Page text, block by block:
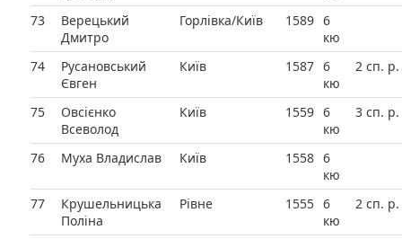
73
Верецький
Дмитро
Горлівка/Київ 1589 6
кю
74
Русановський
Євген
Київ 1587 6
кю
2 сп. р.
75
Овсієнко
Всеволод
Київ 1559 6
кю
3 сп. р.
76 Муха Владислав Київ 1558 6
кю
77
Крушельницька
Поліна
Рівне 1555 6
кю
2 сп. р.